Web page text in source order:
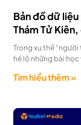
Bản đồ dữ
Thám Tử
Trong xu thế “người
hé lộ những bài học
Tìm hiểu thêm »